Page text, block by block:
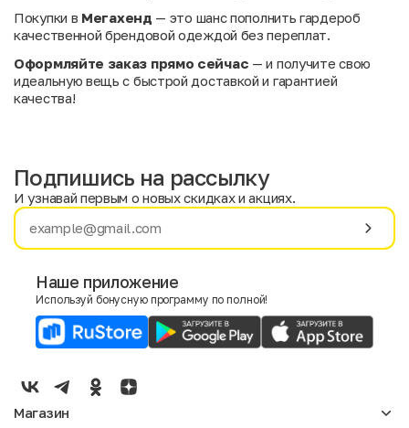
Покупки в Мегахенд — это шанс пополнить гардероб
качественной брендовой одеждой без переплат.
Оформляйте заказ прямо сейчас — и получите свою
идеальную вещь с быстрой доставкой и гарантией
качества!
Имя
E-mail
Мужской
Женский
Подпишись на рассылку
И узнавай первым о новых скидках и акциях.
Наше приложение
Используй бонусную программу по полной!
Магазин